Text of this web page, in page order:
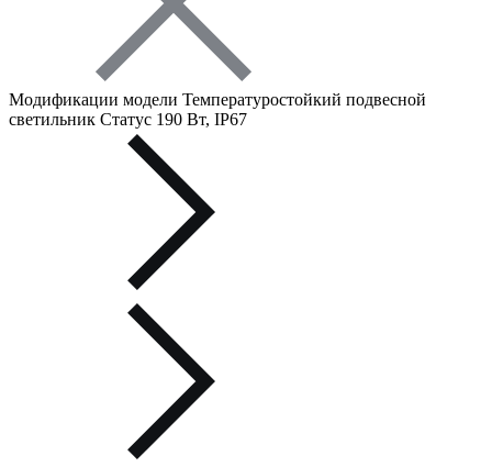
Модификации модели Температуростойкий подвесной
светильник Статус 190 Вт, IP67